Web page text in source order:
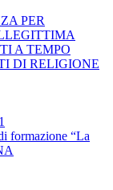
PER
A TEMPO
DI RELIGIONE
formazione “La